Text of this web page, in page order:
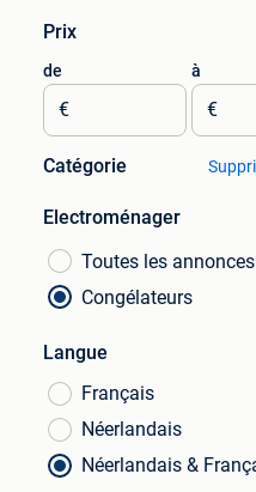
Prix
de
€
à
€
Catégorie
Electroménager
Toutes les annonces
Congélateurs
Langue
Français
Néerlandais
Néerlandais &